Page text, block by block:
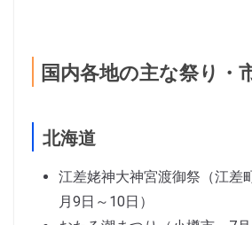
国内各地の主な祭り・
北海道
江差姥神大神宮渡御祭（江差
月9日～10日）